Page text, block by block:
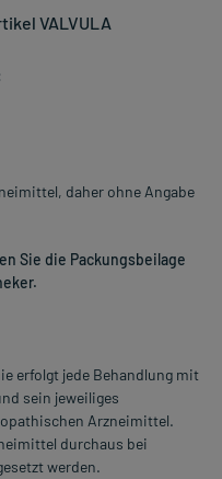
VALVULA
daher ohne Angabe
Sie die Packungsbeilage
erfolgt jede Behandlung mit
sein jeweiliges
Arzneimittel.
durchaus bei
werden.